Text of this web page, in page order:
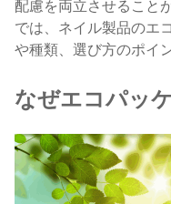
配慮を両立させること
では、ネイル製品のエ
や種類、選び方のポイ
なぜエコパッ